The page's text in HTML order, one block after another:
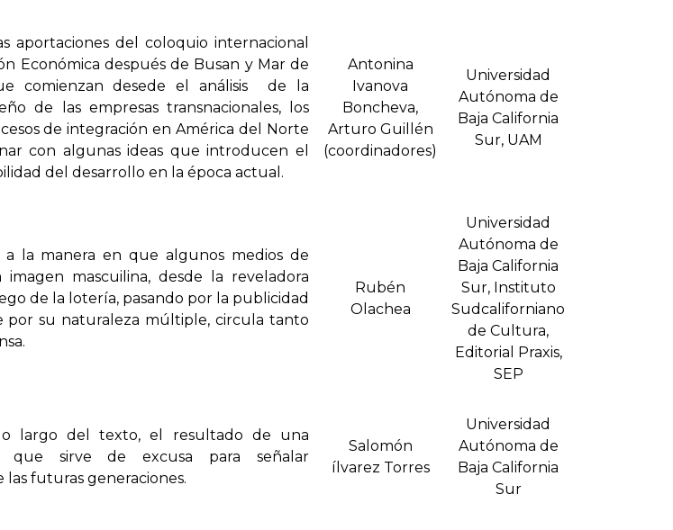
aportaciones del coloquio internacional
Económica después de Busan y Mar de
comienzan desede el análisis de la
de las empresas transnacionales, los
de integración en América del Norte
con algunas ideas que introducen el
del desarrollo en la época actual.
Antonina
Ivanova
Boncheva,
Arturo Guillén
(coordinadores)
Universidad
Autónoma de
Baja California
Sur, UAM
la manera en que algunos medios de
mascuilina, desde la reveladora
de la lotería, pasando por la publicidad
por su naturaleza múltiple, circula tanto
Rubén
Olachea
Universidad
Autónoma de
Baja California
Sur, Instituto
Sudcaliforniano
de Cultura,
Editorial Praxis,
SEP
largo del texto, el resultado de una
que sirve de excusa para señalar
las futuras generaciones.
Salomón
ílvarez Torres
Universidad
Autónoma de
Baja California
Sur